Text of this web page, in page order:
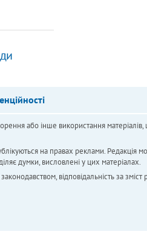
або інше використання
на правах реклами. Редакція
думки, висловлені у цих матеріалах.
відповідальність за